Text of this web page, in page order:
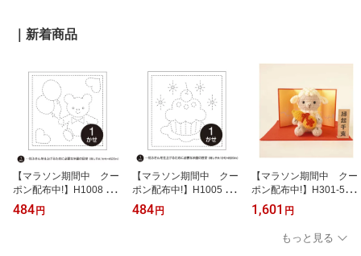
｜新着商品
【マラソン期間中 クー
ポン配布中!】H1008 オ
リムパス 刺し子 花ふき
ん くま(白) みんなできち
484円
【マラソン期間中 クー
ポン配布中!】H1005 オ
リムパス 刺し子花ふきん
カップケーキ 白 刺し子
484円
【マラソン期間中 クー
ポン配布中!】H301-562
未とひょうたん あみぐる
み キット 干支 ハマナ
カ (取り寄せ品) (メー
ル便不可)
1,601 円
もっと見る